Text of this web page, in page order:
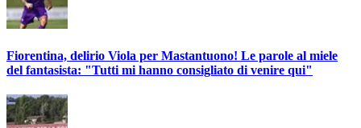
Fiorentina, delirio Viola per Mastantuono! Le parole al miele
del fantasista: "Tutti mi hanno consigliato di venire qui"